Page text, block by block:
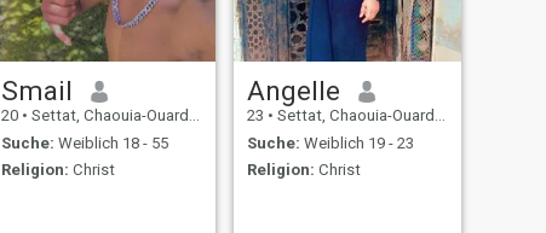
Smail
20 • Settat, Chaouia-Ouardigha, Marokko
Suche: Weiblich 18 - 55
Religion: Christ
Angelle
23 • Settat, Chaouia-Ouardigha, Marokko
Suche: Weiblich 19 - 23
Religion: Christ